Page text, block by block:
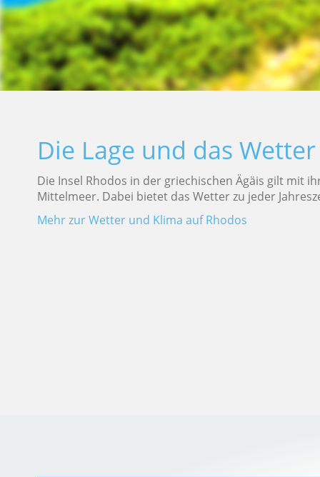
Die Lage und das
Die Insel Rhodos in der griechischen Ägäis gilt mit
Mittelmeer. Dabei bietet das Wetter zu jeder
Mehr zur Wetter und Klima auf Rhodos